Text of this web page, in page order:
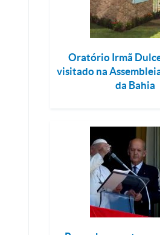
Oratório Irmã
visitado na
da Bahia